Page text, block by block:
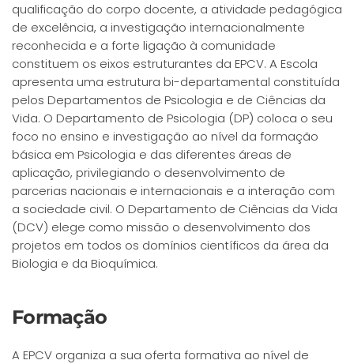
qualificação do corpo docente, a atividade pedagógica
de excelência, a investigação internacionalmente
reconhecida e a forte ligação à comunidade
constituem os eixos estruturantes da EPCV. A Escola
apresenta uma estrutura bi-departamental constituída
pelos Departamentos de Psicologia e de Ciências da
Vida. O Departamento de Psicologia (DP) coloca o seu
foco no ensino e investigação ao nível da formação
básica em Psicologia e das diferentes áreas de
aplicação, privilegiando o desenvolvimento de
parcerias nacionais e internacionais e a interação com
a sociedade civil. O Departamento de Ciências da Vida
(DCV) elege como missão o desenvolvimento dos
projetos em todos os domínios científicos da área da
Biologia e da Bioquímica.
Formação
A EPCV organiza a sua oferta formativa ao nível de